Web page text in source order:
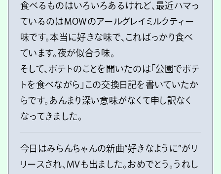
食べるものはいろいろあるけれど、最近ハマっ
ているのはMOWのアールグレイミルクティー
味です。本当に好きな味で、こればっかり食べ
ています。夜が似合う味。
そして、ポテトのことを聞いたのは「公園でポテ
トを食べながら」この交換日記を書いていたか
らです。あんまり深い意味がなくて申し訳なく
なってきました。
今日はみらんちゃんの新曲“好きなように”がリ
リースされ、MVも出ました。おめでとう。うれし